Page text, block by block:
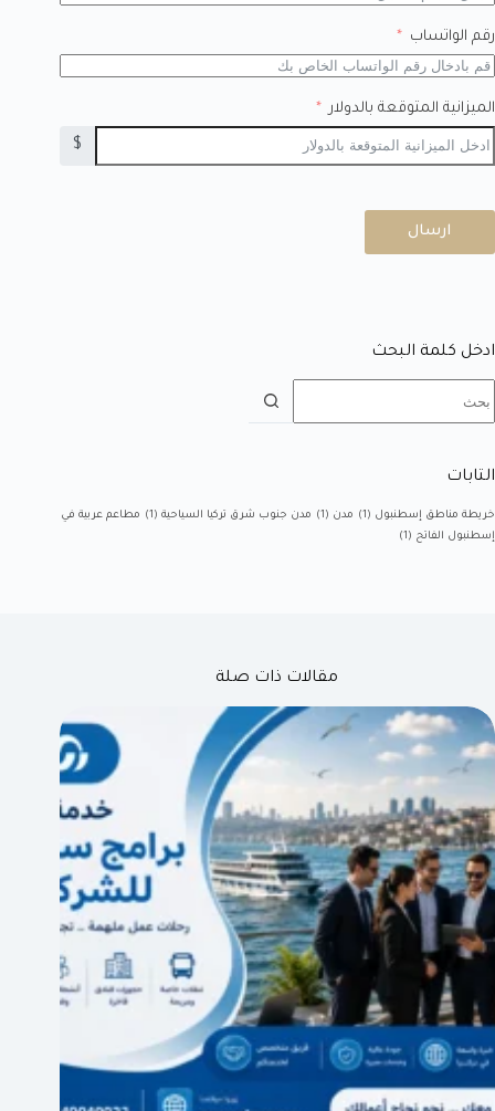
رقم الواتساب
الميزانية المتوقعة بالدولار
$
ارسال
ادخل كلمة البحث
التابات
خريطة مناطق إسطنبول (1) مدن (1) مدن جنوب شرق تركيا السياحية (1)
مطاعم عربية في
إسطنبول الفاتح (1)
مقالات ذات صلة